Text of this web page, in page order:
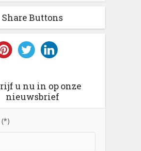
Share Buttons
u nu in op onze
nieuwsbrief
(*)